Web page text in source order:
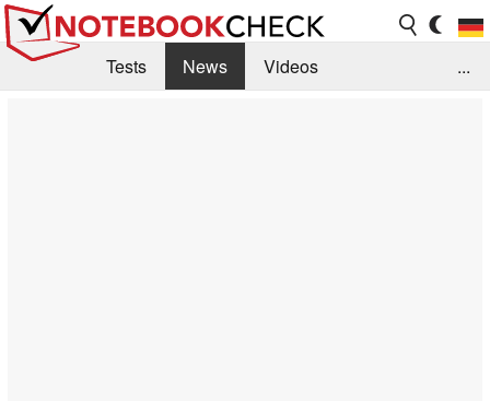
Tests News
Videos
...